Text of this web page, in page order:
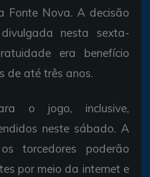
Fonte Nova. A decisão
nesta sexta-
era benefício
de até três anos.
o jogo, inclusive,
neste sábado. A
torcedores poderão
por meio da internet e